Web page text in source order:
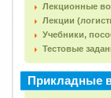
Лекционные
Лекции
Учебники,
Тестовые
Прикладные